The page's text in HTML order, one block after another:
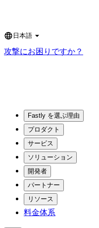
Language
日本語
攻撃にお困りですか？
Fastly を選ぶ理由
プロダクト
サービス
ソリューション
開発者
パートナー
リソース
料金体系